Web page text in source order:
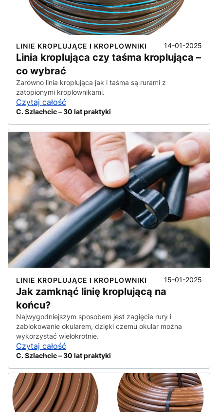
LINIE KROPLUJĄCE I KROPLOWNIKI 14-01-2025
Linia kroplująca czy taśma kroplująca –
co wybrać
Zarówno linia kroplująca jak i taśma są rurami z
zatopionymi kroplownikami.
Czytaj całość
C. Szlachcic – 30 lat praktyki
LINIE KROPLUJĄCE I KROPLOWNIKI 15-01-2025
Jak zamknąć linię kroplującą na
końcu?
Najwygodniejszym sposobem jest zagięcie rury i
zablokowanie okularem, dzięki czemu okular można
wykorzystać wielokrotnie.
Czytaj całość
C. Szlachcic – 30 lat praktyki